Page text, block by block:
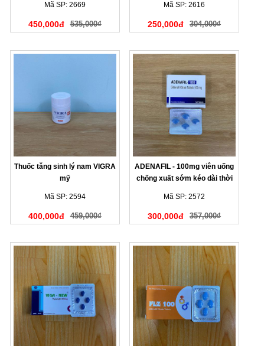
Mã SP: 2669
450,000đ 535,000₫
Mã SP: 2616
250,000đ 304,000₫
Thuốc tăng sinh lý nam VIGRA
mỹ
Mã SP: 2594
400,000đ 459,000₫
ADENAFIL - 100mg viên uống
chống xuất sớm kéo dài thời
Mã SP: 2572
300,000đ 357,000₫